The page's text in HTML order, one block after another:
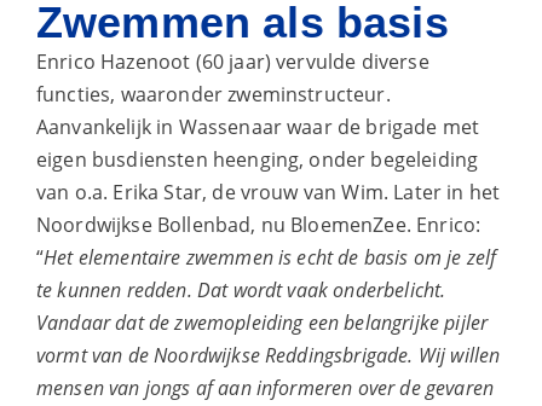
Zwemmen als basis
Enrico Hazenoot (60 jaar) vervulde diverse
functies, waaronder zweminstructeur.
Aanvankelijk in Wassenaar waar de brigade met
eigen busdiensten heenging, onder begeleiding
van o.a. Erika Star, de vrouw van Wim. Later in het
Noordwijkse Bollenbad, nu BloemenZee. Enrico:
“Het elementaire zwemmen is echt de basis om je zelf
te kunnen redden. Dat wordt vaak onderbelicht.
Vandaar dat de zwemopleiding een belangrijke pijler
vormt van de Noordwijkse Reddingsbrigade. Wij willen
mensen van jongs af aan informeren over de gevaren